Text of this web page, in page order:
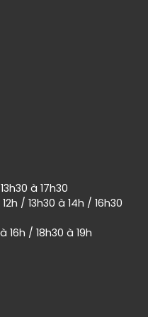
à 17h30
/ 13h30 à 14h / 16h30
16h / 18h30 à 19h